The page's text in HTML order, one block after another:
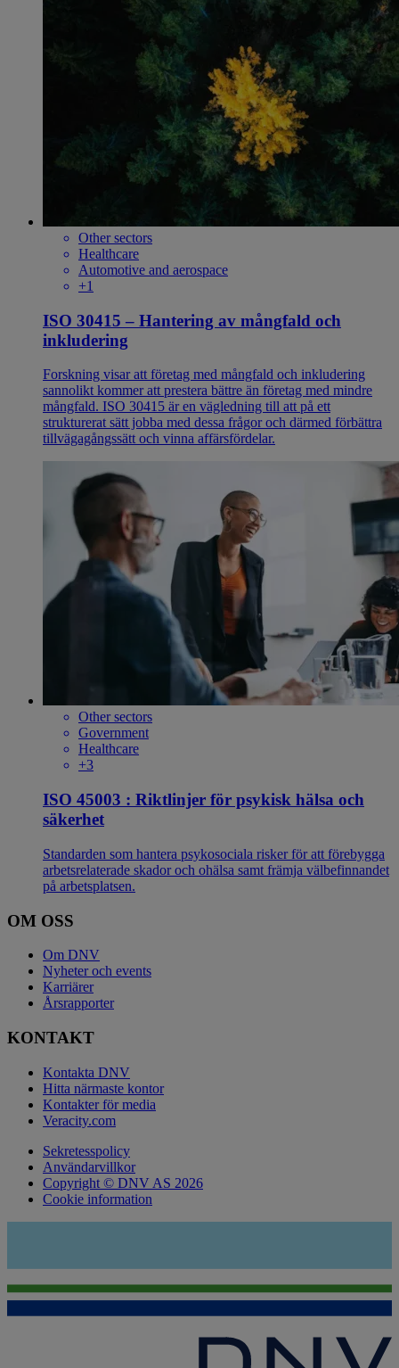
Other sectors
Healthcare
Automotive and aerospace
+1
ISO 30415 – Hantering av mångfald och
inkludering
Forskning visar att företag med mångfald och inkludering
sannolikt kommer att prestera bättre än företag med mindre
mångfald. ISO 30415 är en vägledning till att på ett
strukturerat sätt jobba med dessa frågor och därmed förbättra
tillvägagångssätt och vinna affärsfördelar.
Other sectors
Government
Healthcare
+3
ISO 45003 : Riktlinjer för psykisk hälsa och
säkerhet
Standarden som hantera psykosociala risker för att förebygga
arbetsrelaterade skador och ohälsa samt främja välbefinnandet
på arbetsplatsen.
OM OSS
Om DNV
Nyheter och events
Karriärer
Årsrapporter
KONTAKT
Kontakta DNV
Hitta närmaste kontor
Kontakter för media
Veracity.com
Sekretesspolicy
Användarvillkor
Copyright © DNV AS 2026
Cookie information